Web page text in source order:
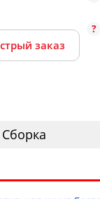
заказ
Сборка